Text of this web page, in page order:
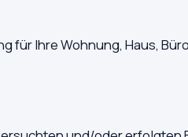
für Ihre Wohnung, Haus,